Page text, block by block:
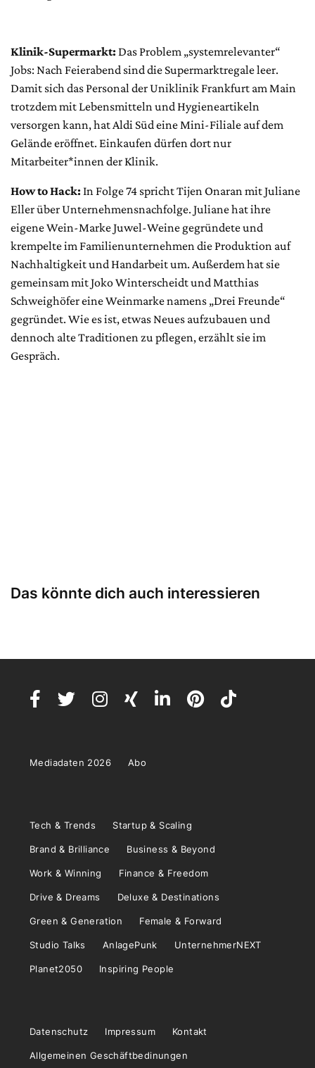
Klinik-Supermarkt:Das Problem „systemrelevanter“
Jobs: Nach Feierabend sind die Supermarktregale leer.
Damit sich das Personal der Uniklinik Frankfurt am Main
trotzdem mit Lebensmitteln und Hygieneartikeln
versorgen kann, hat Aldi Süd eine Mini-Filiale auf dem
Gelände eröffnet. Einkaufen dürfen dort nur
Mitarbeiter*innen der Klinik.
How to Hack:In Folge 74 spricht Tijen Onaran mit Juliane
Eller über Unternehmensnachfolge. Juliane hat ihre
eigene Wein-Marke Juwel-Weine gegründete und
krempelte im Familienunternehmen die Produktion auf
Nachhaltigkeit und Handarbeit um. Außerdem hat sie
gemeinsam mit Joko Winterscheidt und Matthias
Schweighöfer eine Weinmarke namens „Drei Freunde“
gegründet. Wie es ist, etwas Neues aufzubauen und
dennoch alte Traditionen zu pflegen, erzählt sie im
Gespräch.
Das könnte dich auch interessieren
Mediadaten 2026 Abo
Tech & Trends Startup & Scaling
Brand & Brilliance Business & Beyond
Work & Winning Finance & Freedom
Drive & Dreams Deluxe & Destinations
Green & Generation Female & Forward
Studio Talks AnlagePunk UnternehmerNEXT
Planet2050 Inspiring People
Datenschutz Impressum Kontakt
Allgemeinen Geschäftbedinungen